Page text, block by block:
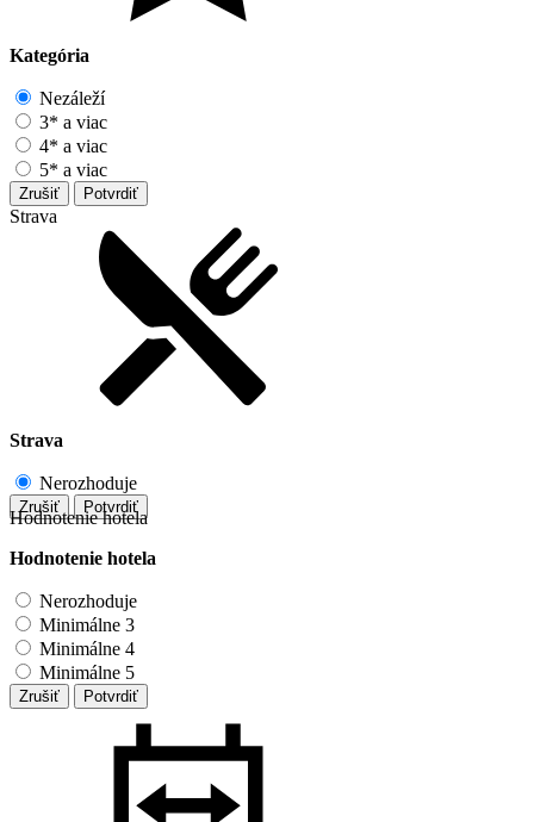
Kategória
Nezáleží
3* a viac
4* a viac
5* a viac
Zrušiť Potvrdiť
Strava
Strava
Nerozhoduje
Zrušiť Potvrdiť
Hodnotenie hotela
Hodnotenie hotela
Nerozhoduje
Minimálne 3
Minimálne 4
Minimálne 5
Zrušiť Potvrdiť